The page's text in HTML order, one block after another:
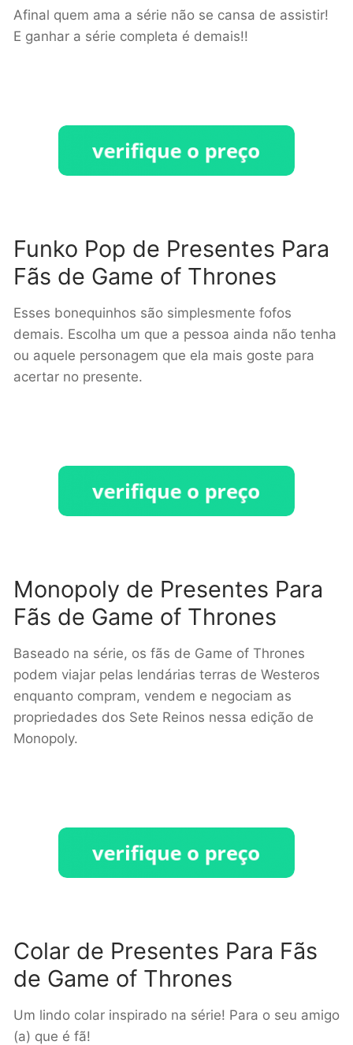
Afinal quem ama a série não se cansa de assistir!
E ganhar a série completa é demais!!
Funko Pop de Presentes Para
Fãs de Game of Thrones
Esses bonequinhos são simplesmente fofos
demais. Escolha um que a pessoa ainda não tenha
ou aquele personagem que ela mais goste para
acertar no presente.
Monopoly de Presentes Para
Fãs de Game of Thrones
Baseado na série, os fãs de Game of Thrones
podem viajar pelas lendárias terras de Westeros
enquanto compram, vendem e negociam as
propriedades dos Sete Reinos nessa edição de
Monopoly.
Colar de Presentes Para Fãs
de Game of Thrones
Um lindo colar inspirado na série! Para o seu amigo
(a) que é fã!